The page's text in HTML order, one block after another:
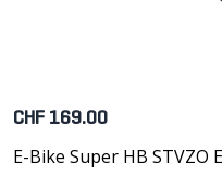
CHF 169.00
E-Bike Super HB STVZO